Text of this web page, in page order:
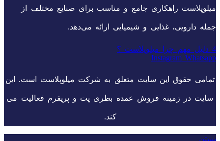
میلوپلاست راهکاری جامع و مناسب برای صنایع مختلف از
جمله دارویی، غذایی و شیمیایی ارائه می‌دهد.
4 دلیل مهم چرا میلوپلاست ؟
Instagram Whatsapp
تمامی حقوق این سایت متعلق به شرکت میلوپلاست است. این
سایت در زمینه فروش عمده بطری پت و پریفرم فعالیت می
کند.
بستن